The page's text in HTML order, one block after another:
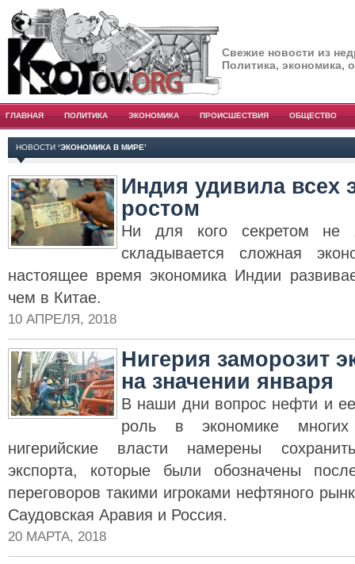
Свежие новости из
Политика, экономика,
ГЛАВНАЯ ПОЛИТИКА ЭКОНОМИКА ПРОИСШЕСТВИЯ ОБЩЕСТВО
НОВОСТИ ‘ЭКОНОМИКА В МИРЕ’
Индия удивила всех
ростом
Ни для кого секретом не
складывается сложная
настоящее время экономика Индии
чем в Китае.
10 АПРЕЛЯ, 2018
Нигерия заморозит
на значении января
В наши дни вопрос нефти и ее
роль в экономике
нигерийские власти намерены
экспорта, которые были обозначены
переговоров такими игроками нефтяного
Саудовская Аравия и Россия.
20 МАРТА, 2018